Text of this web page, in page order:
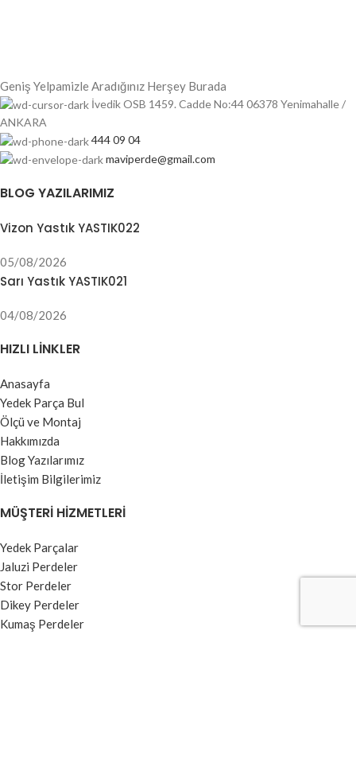
Geniş Yelpamizle Aradığınız Herşey Burada
İvedik OSB 1459. Cadde No:44 06378 Yenimahalle /
ANKARA
444 09 04
maviperde@gmail.com
BLOG YAZILARIMIZ
Vizon Yastık YASTIK022
05/08/2026
Sarı Yastık YASTIK021
04/08/2026
HIZLI LINKLER
Anasayfa
Yedek Parça Bul
Ölçü ve Montaj
Hakkımızda
Blog Yazılarımız
İletişim Bilgilerimiz
MÜŞTERI HIZMETLERI
Yedek Parçalar
Jaluzi Perdeler
Stor Perdeler
Dikey Perdeler
Kumaş Perdeler